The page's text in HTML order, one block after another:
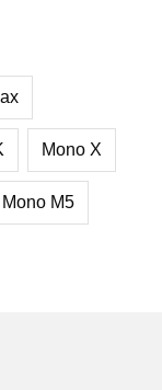
Mono X
Mono M5